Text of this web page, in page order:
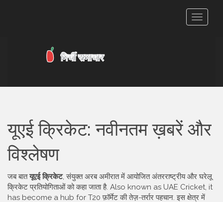
टॉगल
यूएई क्रिकेट: नवीनतम ख़बरें और
विश्लेषण
जब बातयूएई क्रिकेट,संयुक्त अरब अमीरात में आयोजित अंतरराष्ट्रीय और घरेलू
क्रिकेट प्रतियोगिताओं को कहा जाता है. Also known as UAE Cricket, it
has become a hub for T20 फ़ॉर्मेट की तेज़-तर्रार पहचान. इस क्षेत्र में